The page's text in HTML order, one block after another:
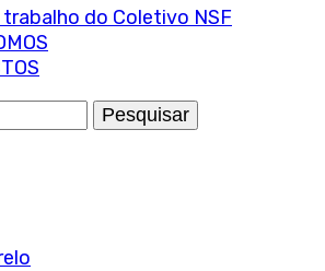
trabalho do Coletivo NSF